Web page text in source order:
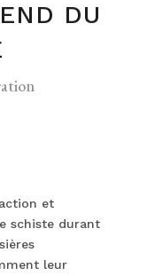
DU
et
schiste durant
leur